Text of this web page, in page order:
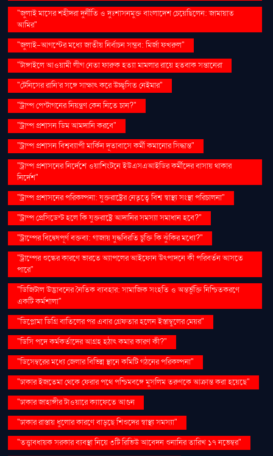
"জুলাই মাসের শহীদরা দুর্নীতি ও দুঃশাসনমুক্ত বাংলাদেশ চেয়েছিলেন: জামায়াত
আমির"
"জুলাই-আগস্টের মধ্যে জাতীয় নির্বাচন সম্ভব: মির্জা ফখরুল"
"টাঙ্গাইলে আওয়ামী লীগ নেতা ফারুক হত্যা মামলার রায়ে হতবাক সন্তানেরা
"টেনিসের রানি’র সঙ্গে সাক্ষাৎ করে উচ্ছ্বসিত নেইমার"
"ট্রাম্প পেন্টাগনের নিয়ন্ত্রণ কেন নিতে চান?"
"ট্রাম্প প্রশাসন ডিম আমদানি করবে"
"ট্রাম্প প্রশাসন বিশ্বব্যাপী মার্কিন দূতাবাসে কর্মী কমানোর সিদ্ধান্ত"
"ট্রাম্প প্রশাসনের নির্দেশে ওয়াশিংটনে ইউএসএআইডির কর্মীদের বাসায় থাকার
নির্দেশ"
"ট্রাম্প প্রশাসনের পরিকল্পনা: যুক্তরাষ্ট্রের নেতৃত্বে বিশ্ব স্বাস্থ্য সংস্থা পরিচালনা"
"ট্রাম্প প্রেসিডেন্ট হলে কি যুক্তরাষ্ট্রে আদানির সমস্যা সমাধান হবে?"
"ট্রাম্পের বিদ্বেষপূর্ণ বক্তব্য: গাজায় যুদ্ধবিরতি চুক্তি কি ঝুঁকির মধ্যে?"
"ট্রাম্পের শুল্কের কারণে ভারতে অ্যাপলের আইফোন উৎপাদনে কী পরিবর্তন আসতে
পারে"
"ডিজিটাল উদ্ভাবনের নৈতিক ব্যবহার: সামাজিক সংহতি ও অন্তর্ভুক্তি নিশ্চিতকরণে
একটি কর্মশালা"
"ডিপ্লোমা ডিগ্রি বাতিলের পর এবার গ্রেফতার হলেন ইস্তাম্বুলের মেয়র"
"ডিসি পদে কর্মকর্তাদের আগ্রহ হঠাৎ কমার কারণ কী?"
"ডিসেম্বরের মধ্যে জেলার বিভিন্ন স্থানে কমিটি গঠনের পরিকল্পনা"
"ঢাকার ইজতেমা থেকে ফেরার পথে পশ্চিমবঙ্গে মুসলিম তরুণকে আক্রান্ত করা হয়েছে"
"ঢাকার জাহাঙ্গীর টাওয়ারে ক্যাফেতে আগুন
"ঢাকার রাস্তায় ধুলোর কারণে বাড়ছে শিশুদের স্বাস্থ্য সমস্যা"
"তত্ত্বাবধায়ক সরকার ব্যবস্থা নিয়ে ৩টি রিভিউ আবেদন শুনানির তারিখ ১৭ নভেম্বর"